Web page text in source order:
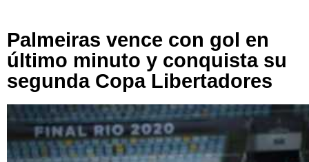
Palmeiras vence con gol en
último minuto y conquista su
segunda Copa Libertadores